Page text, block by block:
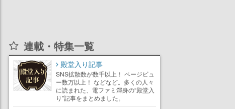
連載・特集一覧
殿堂入り記事
SNS拡散数が数千以上！ ページビュ
ー数万以上！ などなど。多くの人々
に読まれた、電ファミ渾身の“殿堂入
り”記事をまとめました。